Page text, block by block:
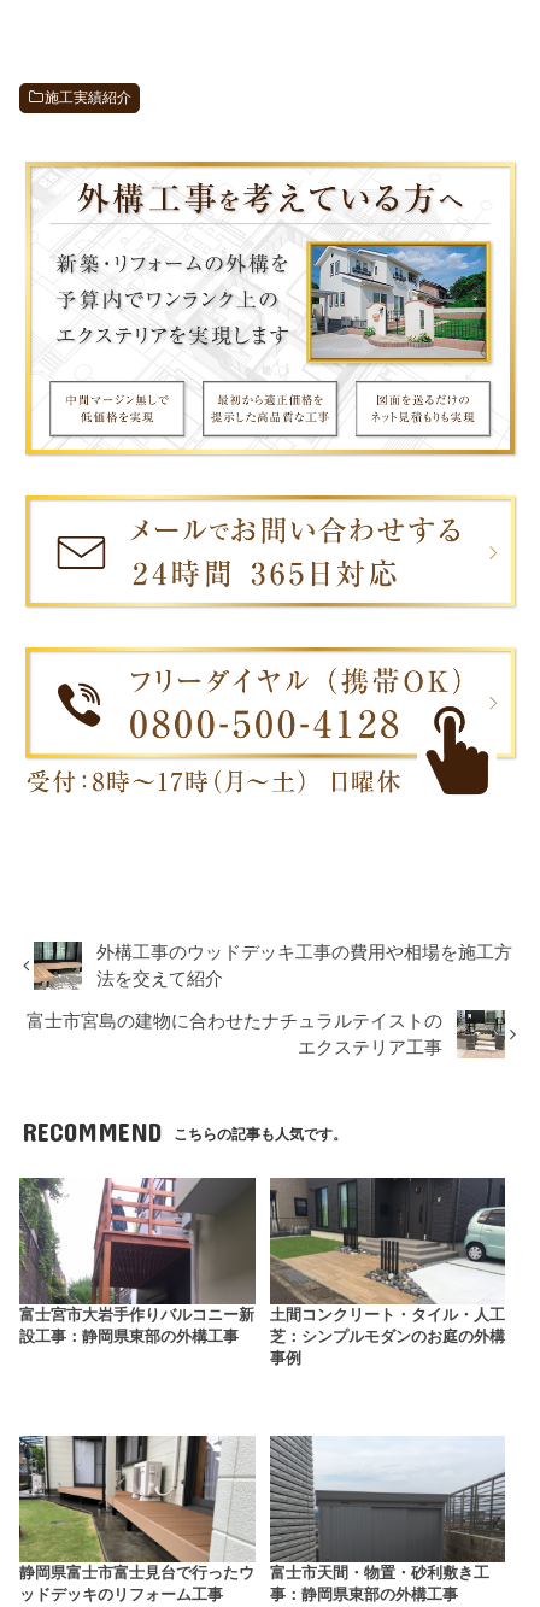
施工実績紹介
外構工事のウッドデッキ工事の費用や相場を施工方
法を交えて紹介
富士市宮島の建物に合わせたナチュラルテイストの
エクステリア工事
RECOMMEND こちらの記事も人気です。
富士宮市大岩手作りバルコニー新
設工事：静岡県東部の外構工事
土間コンクリート・タイル・人工
芝：シンプルモダンのお庭の外構
事例
静岡県富士市富士見台で行ったウ
ッドデッキのリフォーム工事
富士市天間・物置・砂利敷き工
事：静岡県東部の外構工事